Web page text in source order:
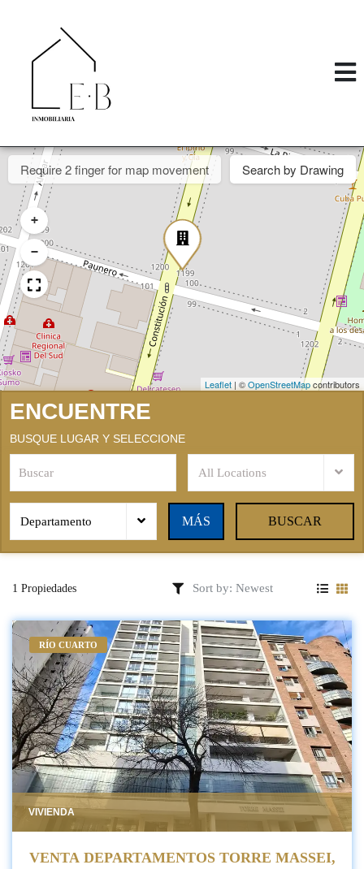
+
−
Require 2 finger for map movement Search by Drawing
Leaflet | ©OpenStreetMapcontributors
ENCUENTRE
BUSQUE LUGAR Y SELECCIONE
All Locations
Departamento MÁS BUSCAR
1 Propiedades
RÍO CUARTO
VIVIENDA
VENTA DEPARTAMENTOS TORRE MASSEI,